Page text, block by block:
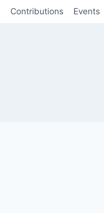
Contributions Events